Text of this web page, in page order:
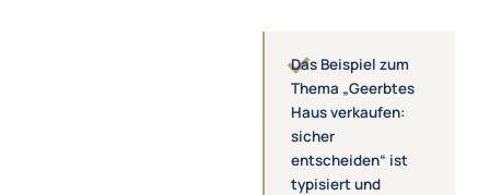
Das Beispiel zum
Thema „Geerbtes
Haus verkaufen:
sicher
entscheiden“ ist
typisiert und